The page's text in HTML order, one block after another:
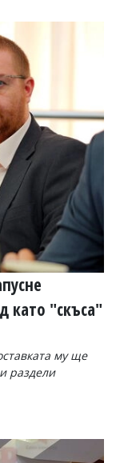
като "скъса"
му ще
раздели